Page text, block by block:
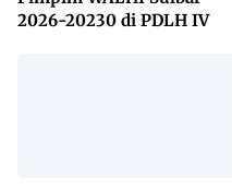
2026-20230 di PDLH IV